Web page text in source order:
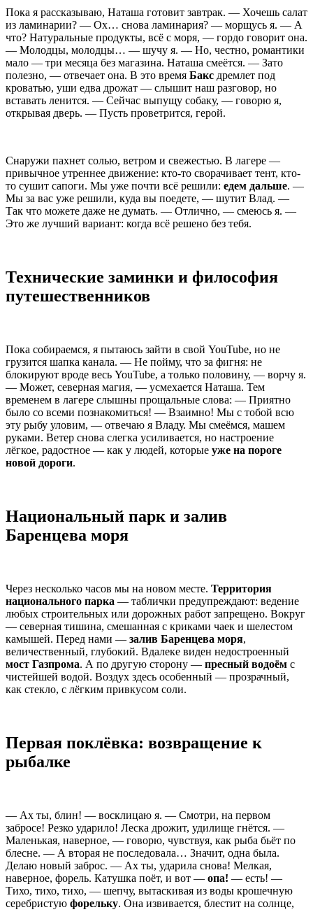
Пока я рассказываю, Наташа готовит завтрак. — Хочешь салат
из ламинарии? — Ох… снова ламинария? — морщусь я. — А
что? Натуральные продукты, всё с моря, — гордо говорит она.
— Молодцы, молодцы… — шучу я. — Но, честно, романтики
мало — три месяца без магазина. Наташа смеётся. — Зато
полезно, — отвечает она. В это время Бакс дремлет под
кроватью, уши едва дрожат — слышит наш разговор, но
вставать ленится. — Сейчас выпущу собаку, — говорю я,
открывая дверь. — Пусть проветрится, герой.
Снаружи пахнет солью, ветром и свежестью. В лагере —
привычное утреннее движение: кто-то сворачивает тент, кто-
то сушит сапоги. Мы уже почти всё решили: едем дальше. —
Мы за вас уже решили, куда вы поедете, — шутит Влад. —
Так что можете даже не думать. — Отлично, — смеюсь я. —
Это же лучший вариант: когда всё решено без тебя.
Технические заминки и философия
путешественников
Пока собираемся, я пытаюсь зайти в свой YouTube, но не
грузится шапка канала. — Не пойму, что за фигня: не
блокируют вроде весь YouTube, а только половину, — ворчу я.
— Может, северная магия, — усмехается Наташа. Тем
временем в лагере слышны прощальные слова: — Приятно
было со всеми познакомиться! — Взаимно! Мы с тобой всю
эту рыбу уловим, — отвечаю я Владу. Мы смеёмся, машем
руками. Ветер снова слегка усиливается, но настроение
лёгкое, радостное — как у людей, которые уже на пороге
новой дороги.
Национальный парк и залив
Баренцева моря
Через несколько часов мы на новом месте. Территория
национального парка — таблички предупреждают: ведение
любых строительных или дорожных работ запрещено. Вокруг
— северная тишина, смешанная с криками чаек и шелестом
камышей. Перед нами — залив Баренцева моря,
величественный, глубокий. Вдалеке виден недостроенный
мост Газпрома. А по другую сторону — пресный водоём с
чистейшей водой. Воздух здесь особенный — прозрачный,
как стекло, с лёгким привкусом соли.
Первая поклёвка: возвращение к
рыбалке
— Ах ты, блин! — восклицаю я. — Смотри, на первом
забросе! Резко ударило! Леска дрожит, удилище гнётся. —
Маленькая, наверное, — говорю, чувствуя, как рыба бьёт по
блесне. — А вторая не последовала… Значит, одна была.
Делаю новый заброс. — Ах ты, ударила снова! Мелкая,
наверное, форель. Катушка поёт, и вот — опа! — есть! —
Тихо, тихо, тихо, — шепчу, вытаскивая из воды крошечную
серебристую форельку. Она извивается, блестит на солнце,